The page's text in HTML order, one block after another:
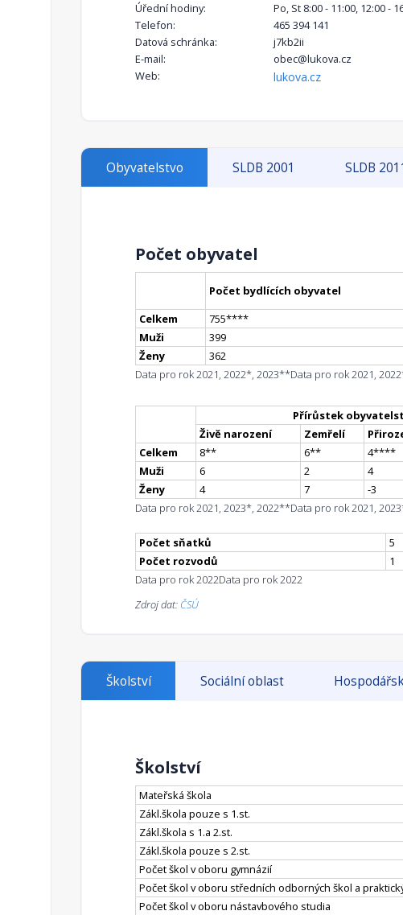
Úřední hodiny:
Po, St 8:00 - 11:00, 12:00 -
Telefon:
465 394 141
Datová schránka:
j7kb2ii
E-mail:
obec@lukova.cz
Web:
lukova.cz
Obyvatelstvo SLDB 2001 SLDB
Počet obyvatel
Počet bydlících obyvatel
Celkem
755****
Muži
399
Ženy
362
Data pro rok 2021, 2022*, 2023**Data pro rok 2021,
Přírůstek
Živě narození Zemřelí
Celkem
8** 6** 4****
Muži
6 2 4
Ženy
4 7 -3
Data pro rok 2021, 2023*, 2022**Data pro rok 2021,
Počet sňatků
5
Počet rozvodů
1
Data pro rok 2022Data pro rok 2022
Zdroj dat: ČSÚ
Školství Sociální oblast
Školství
Mateřská škola
Zákl.škola pouze s 1.st.
Zákl.škola s 1.a 2.st.
Zákl.škola pouze s 2.st.
Počet škol v oboru gymnázií
Počet škol v oboru středních odborných škol a
Počet škol v oboru nástavbového studia